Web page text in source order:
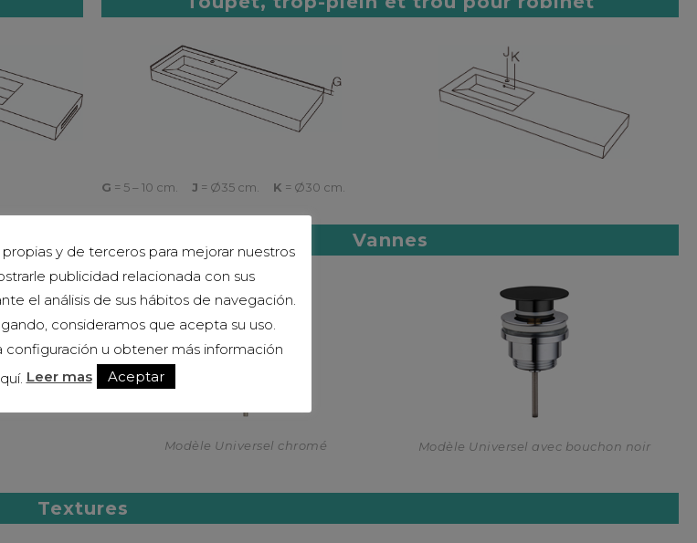
G = 5 – 10 cm. J = Ø35 cm. K = Ø30 cm.
Vannes
Modèle Universel chromé Modèle Universel avec bouchon noir
Textures
y de terceros para mejorar nuestros
publicidad relacionada con sus
el análisis de sus hábitos de navegación.
consideramos que acepta su uso.
configuración u obtener más información
Leer mas Aceptar